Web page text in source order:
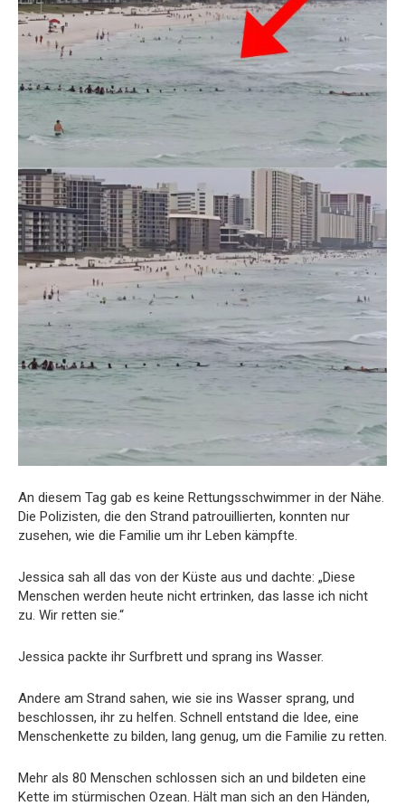
An diesem Tag gab es keine Rettungsschwimmer in der Nähe.
Die Polizisten, die den Strand patrouillierten, konnten nur
zusehen, wie die Familie um ihr Leben kämpfte.
Jessica sah all das von der Küste aus und dachte: „Diese
Menschen werden heute nicht ertrinken, das lasse ich nicht
zu. Wir retten sie.“
Jessica packte ihr Surfbrett und sprang ins Wasser.
Andere am Strand sahen, wie sie ins Wasser sprang, und
beschlossen, ihr zu helfen. Schnell entstand die Idee, eine
Menschenkette zu bilden, lang genug, um die Familie zu retten.
Mehr als 80 Menschen schlossen sich an und bildeten eine
Kette im stürmischen Ozean. Hält man sich an den Händen,